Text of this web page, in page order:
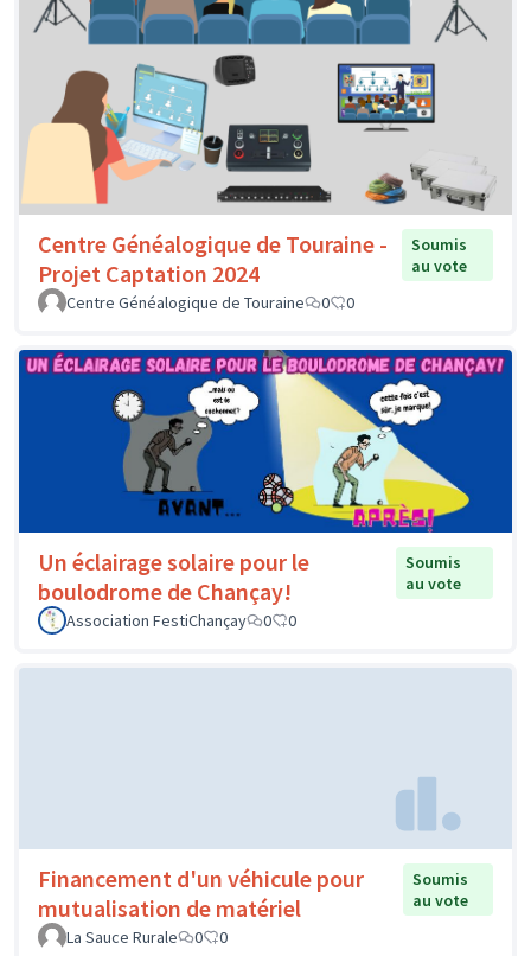
Centre Généalogique de Touraine -
Projet Captation 2024
Soumis
au vote
Centre Généalogique de Touraine
0 0
Un éclairage solaire pour le
boulodrome de Chançay!
Soumis
au vote
Association FestiChançay
0 0
Financement d'un véhicule pour
mutualisation de matériel
Soumis
au vote
La Sauce Rurale
0 0